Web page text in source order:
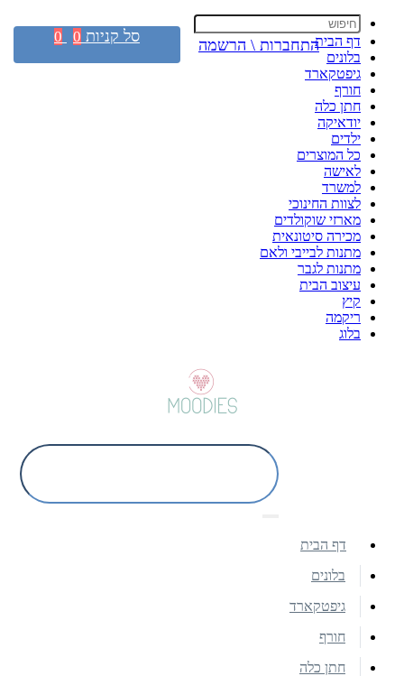
דף הבית
בלונים
גיפטקארד
חורף
חתן כלה
יודאיקה
ילדים
כל המוצרים
לאישה
למשרד
לצוות החינוכי
מארזי שוקולדים
מכירה סיטונאית
מתנות לבייבי ולאם
מתנות לגבר
עיצוב הבית
קיץ
ריקמה
בלוג
התחברות \ הרשמה סל קניות 0
0
דף הבית
בלונים
גיפטקארד
חורף
חתן כלה